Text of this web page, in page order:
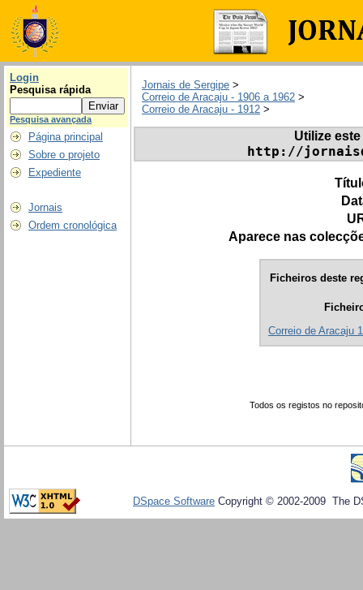
Login
Pesquisa rápida
Pesquisa avançada
Página principal
Sobre o projeto
Expediente
Jornais
Ordem cronológica
Jornais de Sergipe >
Correio de Aracaju - 1906 a 1962 >
Correio de Aracaju - 1912 >
Utilize
http://
Aparece nas
Ficheiros deste
Correio de Aracaju
Todos os registos no
DSpace Software Copyright © 2002-2009 The